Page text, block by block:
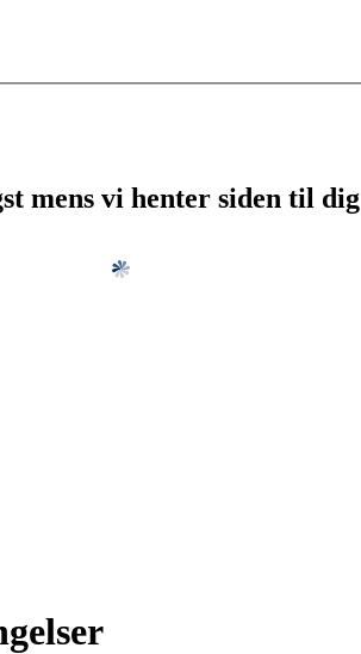
mens vi henter siden til dig